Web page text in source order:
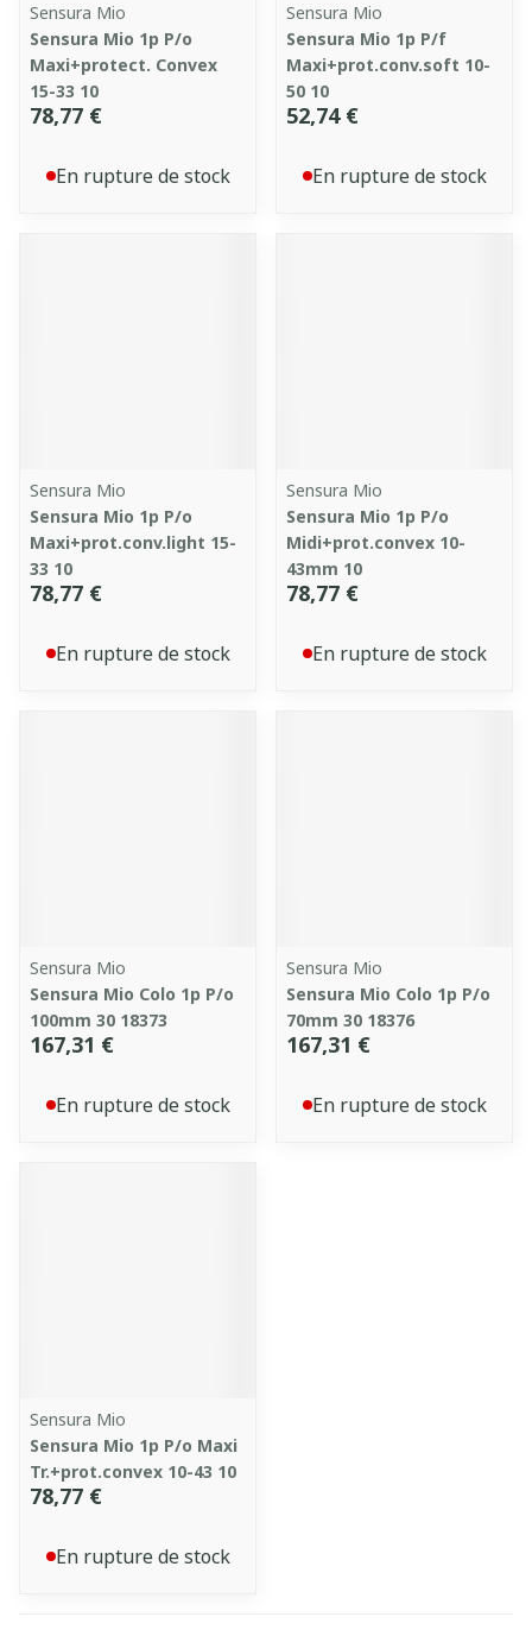
Sensura Mio
Sensura Mio 1p P/o
Maxi+protect. Convex
15-33 10
78,77 €
En rupture de stock
Sensura Mio
Sensura Mio 1p P/f
Maxi+prot.conv.soft 10-
50 10
52,74 €
En rupture de stock
Sensura Mio
Sensura Mio 1p P/o
Maxi+prot.conv.light 15-
33 10
78,77 €
En rupture de stock
Sensura Mio
Sensura Mio 1p P/o
Midi+prot.convex 10-
43mm 10
78,77 €
En rupture de stock
Sensura Mio
Sensura Mio Colo 1p P/o
100mm 30 18373
167,31 €
En rupture de stock
Sensura Mio
Sensura Mio Colo 1p P/o
70mm 30 18376
167,31 €
En rupture de stock
Sensura Mio
Sensura Mio 1p P/o Maxi
Tr.+prot.convex 10-43 10
78,77 €
En rupture de stock